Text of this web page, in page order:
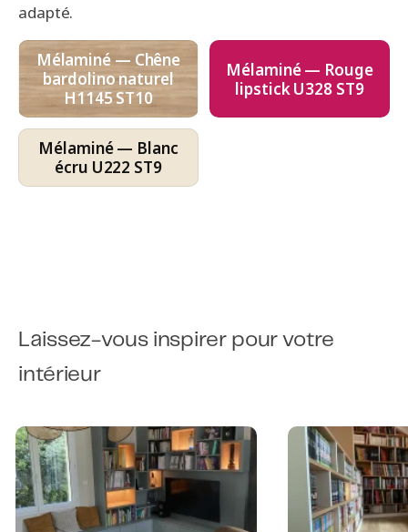
adapté.
Mélaminé — Chêne
bardolino naturel
H1145 ST10
Mélaminé — Rouge
lipstick U328 ST9
Mélaminé — Blanc
écru U222 ST9
Laissez-vous inspirer pour votre
intérieur